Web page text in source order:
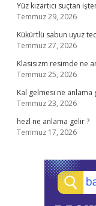
Yüz kızartıcı suçtan
Temmuz 29, 2026
Kükürtlü sabun uyuz
Temmuz 27, 2026
Klasisizm resimde ne
Temmuz 25, 2026
Kal gelmesi ne anlama
Temmuz 23, 2026
hezl ne anlama gelir ?
Temmuz 17, 2026